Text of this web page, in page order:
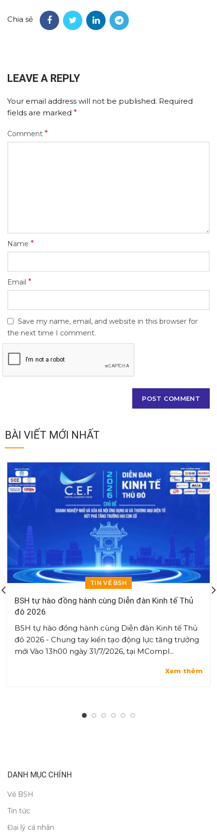
Chia sẻ
LEAVE A REPLY
Your email address will not be published. Required
fields are marked *
Comment *
Name *
Email *
Save my name, email, and website in this browser for
the next time I comment.
BÀI VIẾT MỚI NHẤT
TIN VỀ BSH
BSH tự hào đồng hành cùng Diễn đàn Kinh tế Thủ
đô 2026
BSH tự hào đồng hành cùng Diễn đàn Kinh tế Thủ
đô 2026 - Chung tay kiến tạo động lực tăng trưởng
mới Vào 13h00 ngày 31/7/2026, tại MCompl...
Xem thêm
DANH MỤC CHÍNH
Về BSH
Tin tức
Đại lý cá nhân